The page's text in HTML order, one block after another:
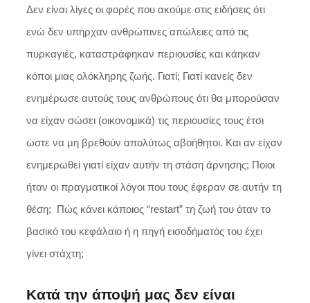
Δεν είναι λίγες οι φορές που ακούμε στις ειδήσεις ότι
ενώ δεν υπήρχαν ανθρώπινες απώλειες από τις
πυρκαγιές, καταστράφηκαν περιουσίες και κάηκαν
κόποι μιας ολόκληρης ζωής. Γιατί; Γιατί κανείς δεν
ενημέρωσε αυτούς τους ανθρώπους ότι θα μπορούσαν
να είχαν σώσει (οικονομικά) τις περιουσίες τους έτσι
ώστε να μη βρεθούν απολύτως αβοήθητοι. Και αν είχαν
ενημερωθεί γιατί είχαν αυτήν τη στάση άρνησης; Ποιοι
ήταν οι πραγματικοί λόγοι που τους έφεραν σε αυτήν τη
θέση; Πώς κάνει κάποιος “restart” τη ζωή του όταν το
βασικό του κεφάλαιο ή η πηγή εισοδήματός του έχει
γίνει στάχτη;
Κατά την άποψή μας δεν είναι